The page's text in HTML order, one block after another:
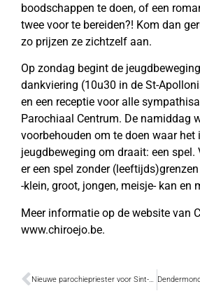
boodschappen te doen, of een
twee voor te bereiden?! Kom dan
zo prijzen ze zichtzelf aan.
Op zondag begint de
dankviering (10u30 in de St-
en een receptie voor alle
Parochiaal Centrum. De namiddag
voorbehouden om te doen waar het
jeugdbeweging om draait: een
er een spel zonder
-klein, groot, jongen, meisje- kan en
Meer informatie op de website van
www.chiroejo.be.
Nieuwe parochiepriester voor Sint-Gillis en Boonwijk